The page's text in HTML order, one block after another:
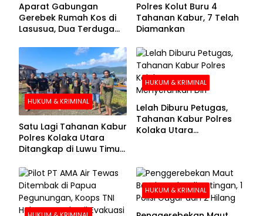
Aparat Gabungan
Gerebek Rumah Kos di
Lasusua, Dua Terduga
Polres Kolut Buru 4
Tahanan Kabur, 7 Telah
Diamankan
HUKUM & KRIMINAL
Satu Lagi Tahanan Kabur
Polres Kolaka Utara
Ditangkap di Luwu Timur,
HUKUM & KRIMINAL
Lelah Diburu Petugas,
Tahanan Kabur Polres
Kolaka Utara
HUKUM & KRIMINAL